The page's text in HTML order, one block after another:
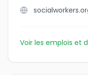
Voir les emplois et